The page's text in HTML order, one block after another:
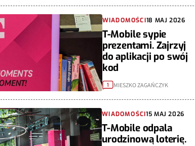
WIADOMOŚCI18 MAJ 2026
T-Mobile sypie
prezentami. Zajrzyj
do aplikacji po swój
kod
1 MIESZKO ZAGAŃCZYK
WIADOMOŚCI15 MAJ 2026
T-Mobile odpala
urodzinową loterię.